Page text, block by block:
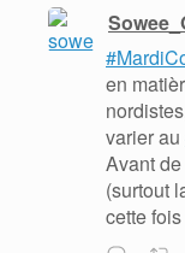
en
varier au
Avant
(surtout
cette